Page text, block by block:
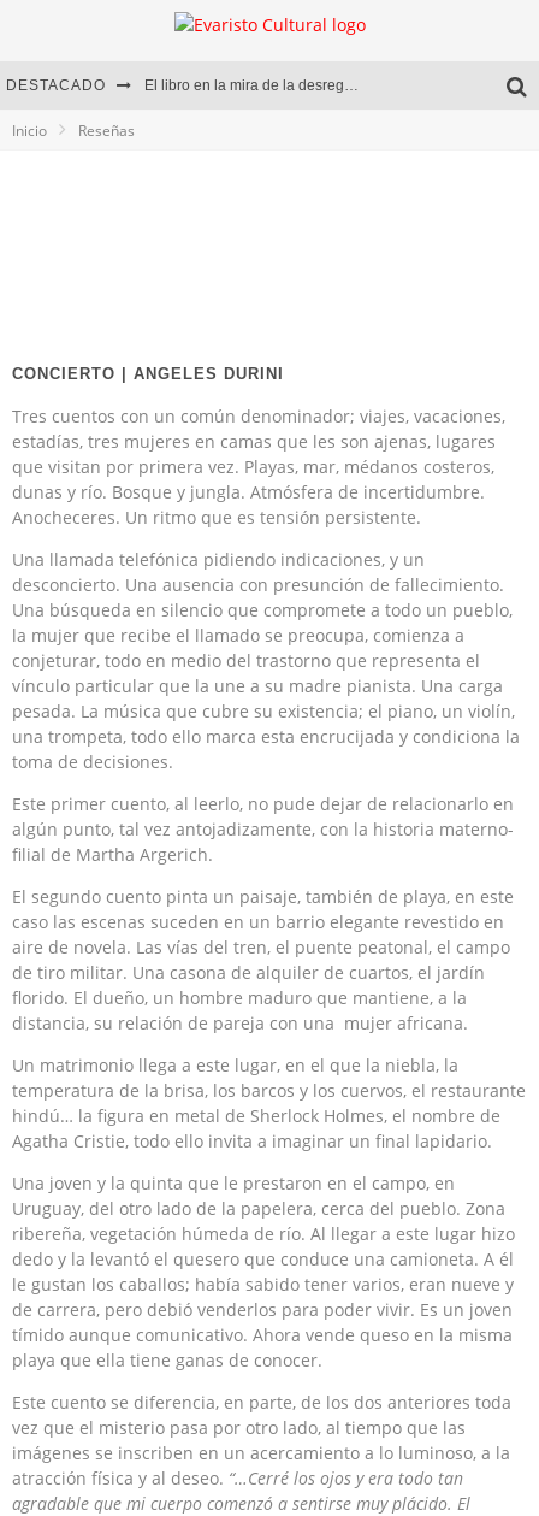
DESTACADO El libro en la mira de la desregulación
Inicio Reseñas
CONCIERTO | ANGELES DURINI
Tres cuentos con un común denominador; viajes, vacaciones,
estadías, tres mujeres en camas que les son ajenas, lugares
que visitan por primera vez. Playas, mar, médanos costeros,
dunas y río. Bosque y jungla. Atmósfera de incertidumbre.
Anocheceres. Un ritmo que es tensión persistente.
Una llamada telefónica pidiendo indicaciones, y un
desconcierto. Una ausencia con presunción de fallecimiento.
Una búsqueda en silencio que compromete a todo un pueblo,
la mujer que recibe el llamado se preocupa, comienza a
conjeturar, todo en medio del trastorno que representa el
vínculo particular que la une a su madre pianista. Una carga
pesada. La música que cubre su existencia; el piano, un violín,
una trompeta, todo ello marca esta encrucijada y condiciona la
toma de decisiones.
Este primer cuento, al leerlo, no pude dejar de relacionarlo en
algún punto, tal vez antojadizamente, con la historia materno-
filial de Martha Argerich.
El segundo cuento pinta un paisaje, también de playa, en este
caso las escenas suceden en un barrio elegante revestido en
aire de novela. Las vías del tren, el puente peatonal, el campo
de tiro militar. Una casona de alquiler de cuartos, el jardín
florido. El dueño, un hombre maduro que mantiene, a la
distancia, su relación de pareja con una mujer africana.
Un matrimonio llega a este lugar, en el que la niebla, la
temperatura de la brisa, los barcos y los cuervos, el restaurante
hindú… la figura en metal de Sherlock Holmes, el nombre de
Agatha Cristie, todo ello invita a imaginar un final lapidario.
Una joven y la quinta que le prestaron en el campo, en
Uruguay, del otro lado de la papelera, cerca del pueblo. Zona
ribereña, vegetación húmeda de río. Al llegar a este lugar hizo
dedo y la levantó el quesero que conduce una camioneta. A él
le gustan los caballos; había sabido tener varios, eran nueve y
de carrera, pero debió venderlos para poder vivir. Es un joven
tímido aunque comunicativo. Ahora vende queso en la misma
playa que ella tiene ganas de conocer.
Este cuento se diferencia, en parte, de los dos anteriores toda
vez que el misterio pasa por otro lado, al tiempo que las
imágenes se inscriben en un acercamiento a lo luminoso, a la
atracción física y al deseo. “…Cerré los ojos y era todo tan
agradable que mi cuerpo comenzó a sentirse muy plácido. El